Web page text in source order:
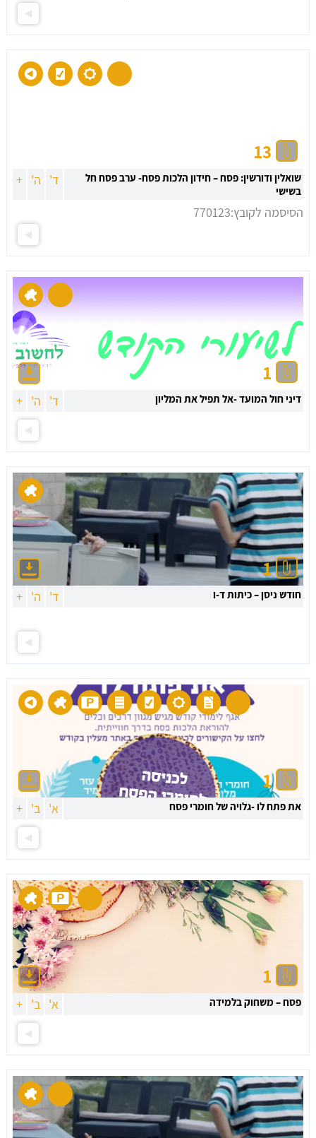
13
שואלין ודורשין: פסח – חידון הלכות פסח- ערב פסח חל
בשישי
ד' ה' +
הסיסמה לקובץ:770123
1
דיני חול המועד -אל תפיל את המליון ד' ה' +
1
חודש ניסן – כיתות ד-ו ד' ה' +
1
את פתח לו -גלויה של חומרי פסח א' ב' +
1
פסח – משחוק בלמידה א' ב' +